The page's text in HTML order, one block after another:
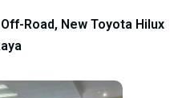
Road, New Toyota Hilux